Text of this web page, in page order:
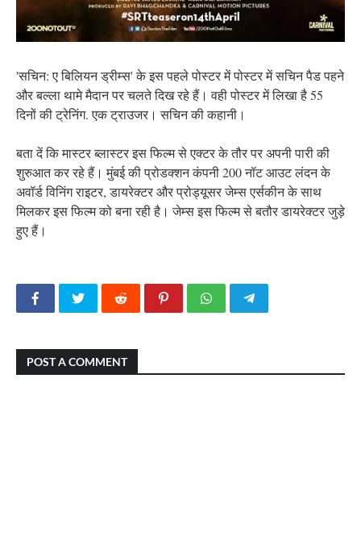
'सचिन: ए बिलियन ड्रीम्स' के इस पहले पोस्टर में पोस्टर में सचिन पैड पहने
और बल्ला थामे मैदान पर चलते दिख रहे हैं। वही पोस्टर में लिखा है 55
दिनों की ट्रेनिंग. एक ट्राउजर। सचिन की कहानी।
बता दें कि मास्टर ब्लास्टर इस फिल्म से एक्टर के तौर पर अपनी पारी की
शुरुआत कर रहे हैं। मुंबई की प्रोडक्शन कंपनी 200 नॉट आउट लंदन के
अवॉर्ड विनिंग राइटर, डायरेक्टर और प्रोड्यूसर जेम्स एर्सकीन के साथ
मिलकर इस फिल्म को बना रही है। जेम्स इस फिल्म से बतौर डायरेक्टर जुड़े
हुए हैं।
POST A COMMENT